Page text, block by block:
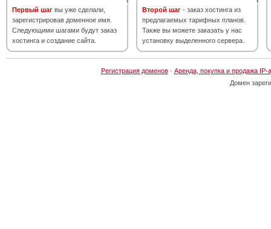
Первый шаг вы уже сделали,
зарегистрировав доменное имя.
Следующими шагами будут заказ
хостинга и создание сайта.
Второй шаг - заказ хостинга из
предлагаемых тарифных планов.
Также вы можете заказать у нас
установку выделенного сервера.
Регистрация доменов· Аренда, покупка и продажа IP-
Домен